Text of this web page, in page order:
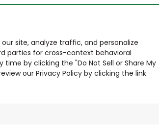
site, analyze traffic, and personalize
parties for cross-context behavioral
by clicking the "Do Not Sell or Share My
our Privacy Policy by clicking the link